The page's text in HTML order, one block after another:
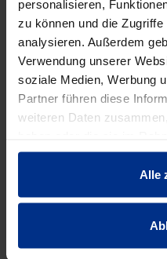
personalisieren,
zu können und die
analysieren. Außerdem
Verwendung unserer
soziale Medien, Werbung
Partner führen diese
weiteren Daten
gesammelt haben.
Alle
U
S
RP Dämmelement f AA
RP-DE/DOP
M
I
N
S
RELEVANZ